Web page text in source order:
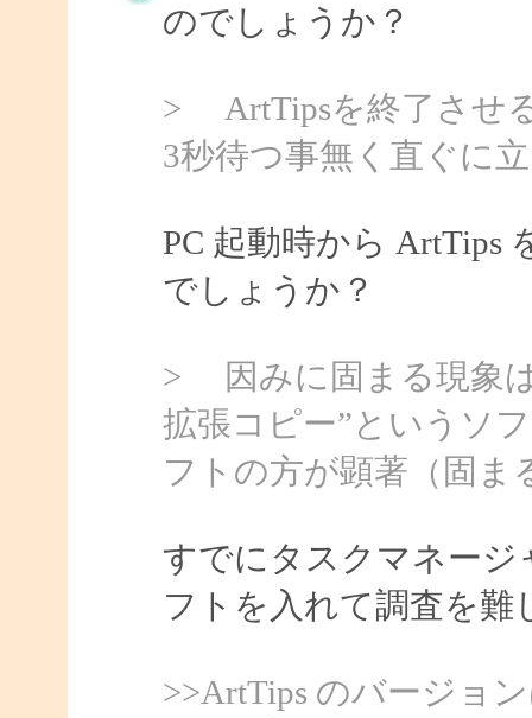
のでしょうか？
> ArtTipsを終了させ
3秒待つ事無く直ぐに
PC 起動時から ArtTips
でしょうか？
> 因みに固まる現象
拡張コピー”というソ
フトの方が顕著（固ま
すでにタスクマネージ
フトを入れて調査を
>>ArtTips のバージョ